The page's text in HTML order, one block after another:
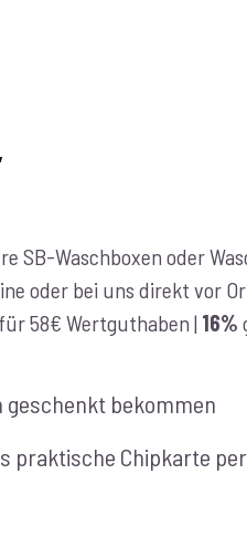
SB-Waschboxen oder
oder bei uns direkt vor
58€ Wertguthaben | 16%
bekommen
praktische Chipkarte